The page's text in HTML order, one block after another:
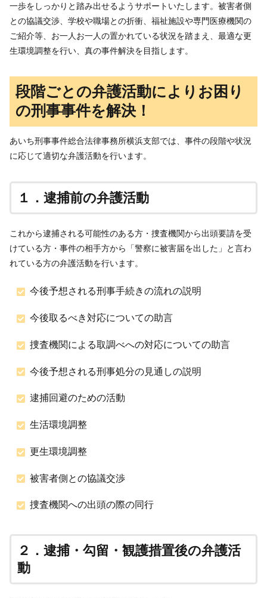
一歩をしっかりと踏み出せるようサポートいたします。被害者側
との協議交渉、学校や職場との折衝、福祉施設や専門医療機関の
ご紹介等、お一人お一人の置かれている状況を踏まえ、最適な更
生環境調整を行い、真の事件解決を目指します。
段階ごとの弁護活動によりお困り
の刑事事件を解決！
あいち刑事事件総合法律事務所横浜支部では、事件の段階や状況
に応じて適切な弁護活動を行います。
１．逮捕前の弁護活動
これから逮捕される可能性のある方・捜査機関から出頭要請を受
けている方・事件の相手方から「警察に被害届を出した」と言わ
れている方の弁護活動を行います。
今後予想される刑事手続きの流れの説明
今後取るべき対応についての助言
捜査機関による取調べへの対応についての助言
今後予想される刑事処分の見通しの説明
逮捕回避のための活動
生活環境調整
更生環境調整
被害者側との協議交渉
捜査機関への出頭の際の同行
２．逮捕・勾留・観護措置後の弁護活
動